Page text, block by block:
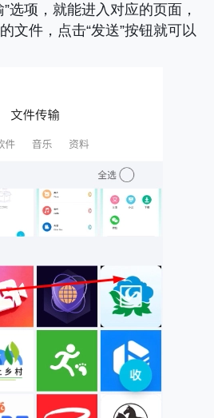
选项，就能进入对应的页面，
文件，点击“发送”按钮就可以